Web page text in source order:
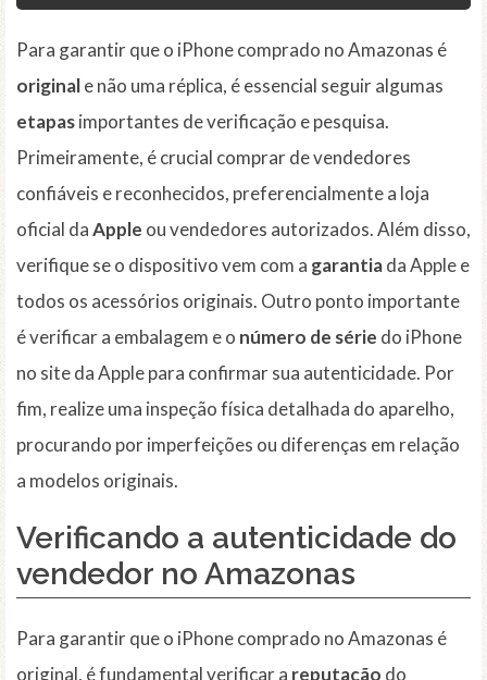
Para garantir que o iPhone comprado no Amazonas é
originale não uma réplica, é essencial seguir algumas
etapasimportantes de verificação e pesquisa.
Primeiramente, é crucial comprar de vendedores
confiáveis e reconhecidos, preferencialmente a loja
oficial daApple ou vendedores autorizados. Além disso,
verifique se o dispositivo vem com a garantiada Apple e
todos os acessórios originais. Outro ponto importante
é verificar a embalagem e o número de série do iPhone
no site da Apple para confirmar sua autenticidade. Por
fim, realize uma inspeção física detalhada do aparelho,
procurando por imperfeições ou diferenças em relação
a modelos originais.
Verificando a autenticidade do
vendedor no Amazonas
Para garantir que o iPhone comprado no Amazonas é
original, é fundamental verificar a reputação do